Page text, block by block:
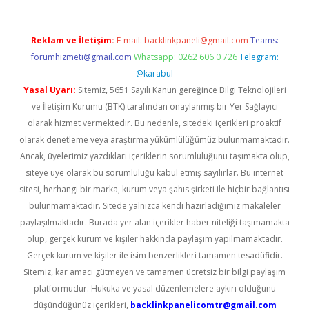
Reklam ve İletişim: E-mail: backlinkpaneli@gmail.com Teams:
forumhizmeti@gmail.com Whatsapp: 0262 606 0 726 Telegram:
@karabul
Yasal Uyarı: Sitemiz, 5651 Sayılı Kanun gereğince Bilgi Teknolojileri
ve İletişim Kurumu (BTK) tarafından onaylanmış bir Yer Sağlayıcı
olarak hizmet vermektedir. Bu nedenle, sitedeki içerikleri proaktif
olarak denetleme veya araştırma yükümlülüğümüz bulunmamaktadır.
Ancak, üyelerimiz yazdıkları içeriklerin sorumluluğunu taşımakta olup,
siteye üye olarak bu sorumluluğu kabul etmiş sayılırlar. Bu internet
sitesi, herhangi bir marka, kurum veya şahıs şirketi ile hiçbir bağlantısı
bulunmamaktadır. Sitede yalnızca kendi hazırladığımız makaleler
paylaşılmaktadır. Burada yer alan içerikler haber niteliği taşımamakta
olup, gerçek kurum ve kişiler hakkında paylaşım yapılmamaktadır.
Gerçek kurum ve kişiler ile isim benzerlikleri tamamen tesadüfidir.
Sitemiz, kar amacı gütmeyen ve tamamen ücretsiz bir bilgi paylaşım
platformudur. Hukuka ve yasal düzenlemelere aykırı olduğunu
düşündüğünüz içerikleri, backlinkpanelicomtr@gmail.com